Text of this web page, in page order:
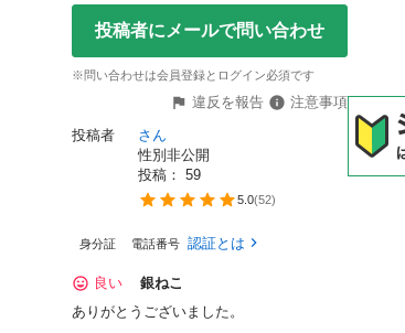
投稿者にメールで問い合わせ
※問い合わせは会員登録とログイン必須です
違反を報告
注意事項
投稿者
さん
性別非公開
投稿： 59
5.0(52)
身分証 電話番号 認証とは
良い
銀ねこ
ありがとうございました。